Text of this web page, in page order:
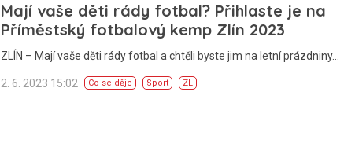
Mají vaše děti rády fotbal? Přihlaste je na
Příměstský fotbalový kemp Zlín 2023
ZLÍN – Mají vaše děti rády fotbal a chtěli byste jim na letní prázdniny…
2. 6. 2023 15:02 Co se děje Sport ZL